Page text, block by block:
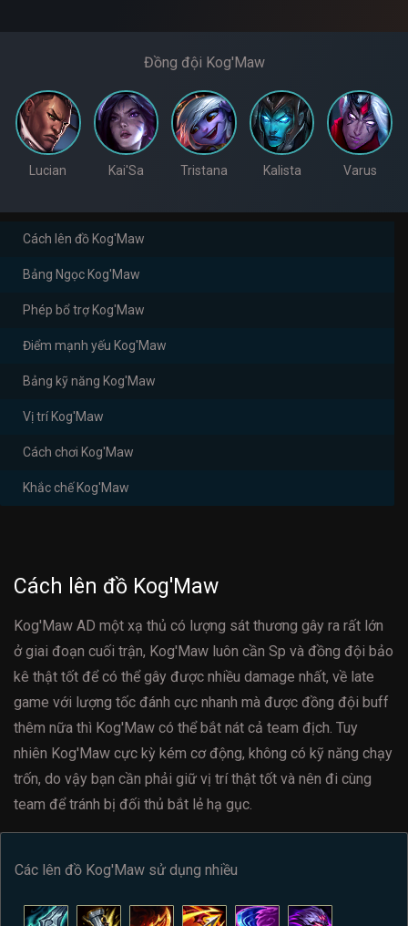
Đồng đội Kog'Maw
Lucian Kai'Sa Tristana Kalista Varus
Cách lên đồ Kog'Maw
Bảng Ngọc Kog'Maw
Phép bổ trợ Kog'Maw
Điểm mạnh yếu Kog'Maw
Bảng kỹ năng Kog'Maw
Vị trí Kog'Maw
Cách chơi Kog'Maw
Khắc chế Kog'Maw
Cách lên đồ Kog'Maw
Kog'Maw AD một xạ thủ có lượng sát thương gây ra rất lớn
ở giai đoạn cuối trận, Kog'Maw luôn cần Sp và đồng đội bảo
kê thật tốt để có thể gây được nhiều damage nhất, về late
game với lượng tốc đánh cực nhanh mà được đồng đội buff
thêm nữa thì Kog'Maw có thể bắt nát cả team địch. Tuy
nhiên Kog'Maw cực kỳ kém cơ động, không có kỹ năng chạy
trốn, do vậy bạn cần phải giữ vị trí thật tốt và nên đi cùng
team để tránh bị đối thủ bắt lẻ hạ gục.
Các lên đồ Kog'Maw sử dụng nhiều